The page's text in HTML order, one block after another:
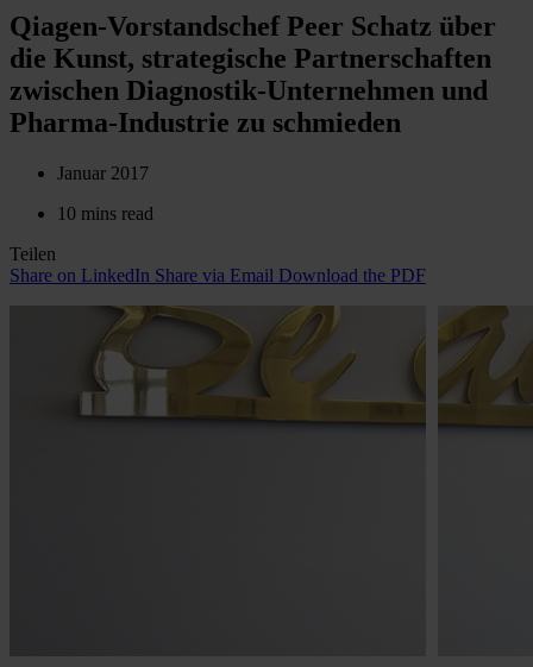
Qiagen-Vorstandschef Peer Schatz über
die Kunst, strategische Partnerschaft­en
zwischen Diagnostik-Unternehmen und
Pharma-Industrie zu schmieden
Januar 2017
10 mins read
Teilen
Share on LinkedIn Share via Email Download the PDF